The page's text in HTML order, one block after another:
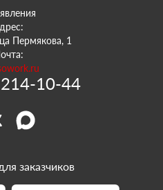
Пермякова, 1
10-44
заказчиков